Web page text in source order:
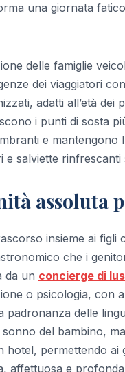
una giornata
delle famiglie
dei viaggiatori
adatti all’età dei
i punti di sosta
e mantengono
salviette rinfrescanti
assoluta
insieme ai figli
che i
da un concierge di
o psicologia, con
delle
del bambino,
permettendo ai
affettuosa e